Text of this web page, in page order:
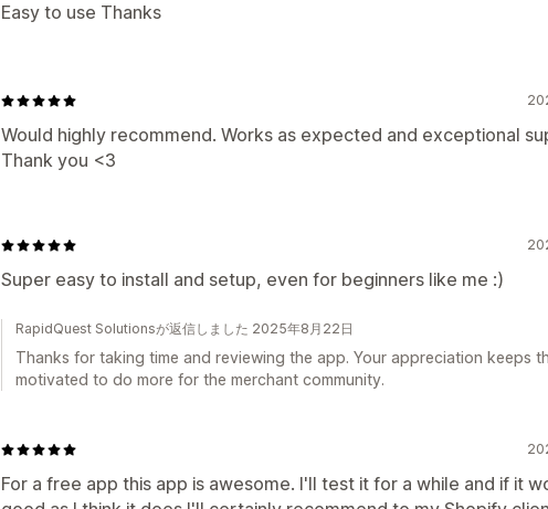
Easy to use Thanks
Would highly recommend. Works as expected and exceptional
Thank you <3
Super easy to install and setup, even for beginners like me :)
RapidQuest Solutionsが返信しました 2025年8月22日
Thanks for taking time and reviewing the app. Your appreciation keeps
motivated to do more for the merchant community.
For a free app this app is awesome. I'll test it for a while and if it